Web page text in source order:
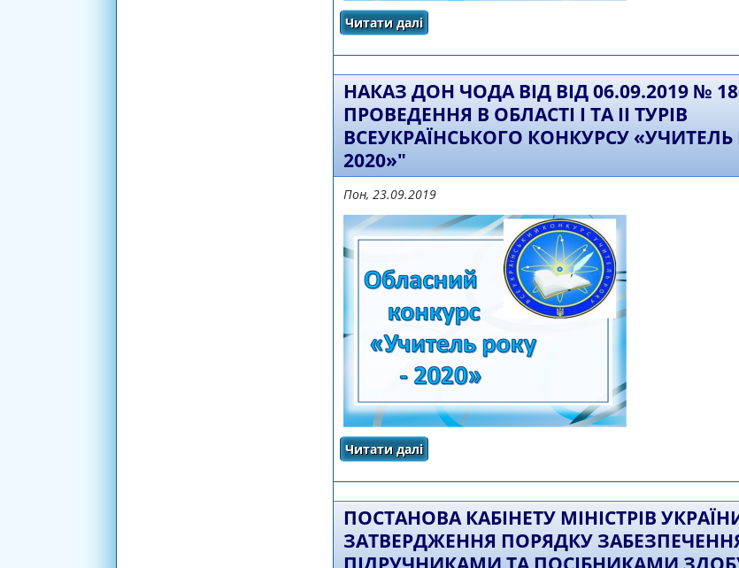
Читати даліпро Наказ про зони проведення І туру
НАКАЗ ДОН ЧОДА ВІД ВІД 06.09.2019 №
ПРОВЕДЕННЯ В ОБЛАСТІ І ТА ІІ ТУРІВ
ВСЕУКРАЇНСЬКОГО КОНКУРСУ «УЧИТЕЛЬ
2020»"
Пон, 23.09.2019
Читати далі
про Наказ ДОН ЧОДА від від 06.09.2019
ПОСТАНОВА КАБІНЕТУ МІНІСТРІВ
ЗАТВЕРДЖЕННЯ ПОРЯДКУ